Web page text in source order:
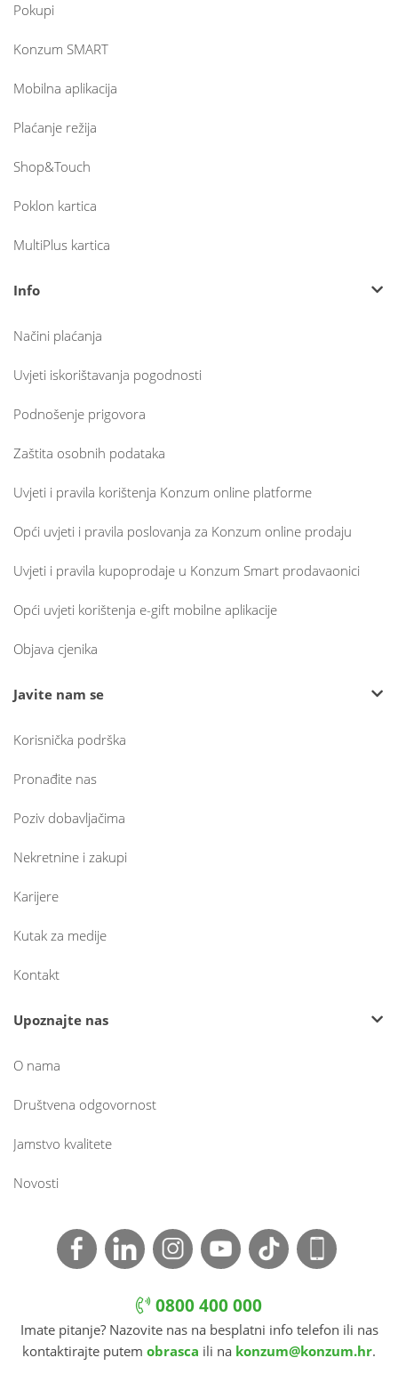
Pokupi
Konzum SMART
Mobilna aplikacija
Plaćanje režija
Shop&Touch
Poklon kartica
MultiPlus kartica
Info
Načini plaćanja
Uvjeti iskorištavanja pogodnosti
Podnošenje prigovora
Zaštita osobnih podataka
Uvjeti i pravila korištenja Konzum online platforme
Opći uvjeti i pravila poslovanja za Konzum online prodaju
Uvjeti i pravila kupoprodaje u Konzum Smart prodavaonici
Opći uvjeti korištenja e-gift mobilne aplikacije
Objava cjenika
Javite nam se
Korisnička podrška
Pronađite nas
Poziv dobavljačima
Nekretnine i zakupi
Karijere
Kutak za medije
Kontakt
Upoznajte nas
O nama
Društvena odgovornost
Jamstvo kvalitete
Novosti
0800 400 000
Imate pitanje? Nazovite nas na besplatni info telefon ili nas
kontaktirajte putem obrasca ili na konzum@konzum.hr.